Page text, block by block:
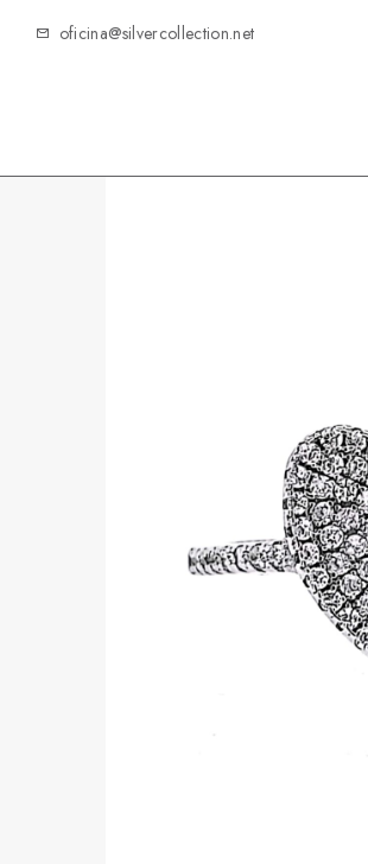
oficina@silvercollection.net